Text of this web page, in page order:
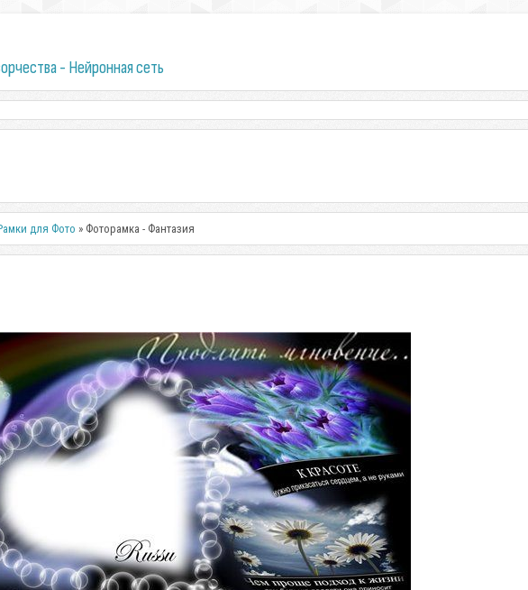
- Нейронная сеть
для Фото » Фоторамка - Фантазия